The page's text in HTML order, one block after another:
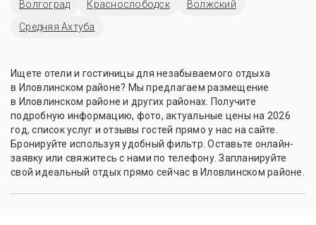
Волгоград Краснослободск
Волжский
Средняя Ахтуба
Ищете отели и гостиницы для незабываемого отдыха
в Иловлинском районе? Мы предлагаем размещение
в Иловлинском районе и других районах. Получите
подробную информацию, фото, актуальные цены на 2026
год, список услуг и отзывы гостей прямо у нас на сайте.
Бронируйте используя удобный фильтр. Оставьте онлайн-
заявку или свяжитесь с нами по телефону. Запланируйте
свой идеальный отдых прямо сейчас в Иловлинском районе.